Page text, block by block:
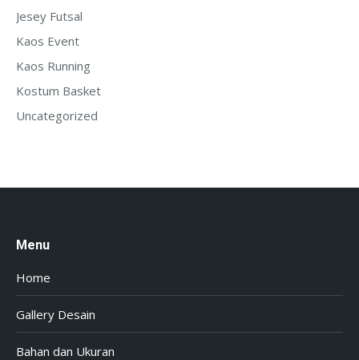
Jesey Futsal
Kaos Event
Kaos Running
Kostum Basket
Uncategorized
Menu
Home
Gallery Desain
Bahan dan Ukuran